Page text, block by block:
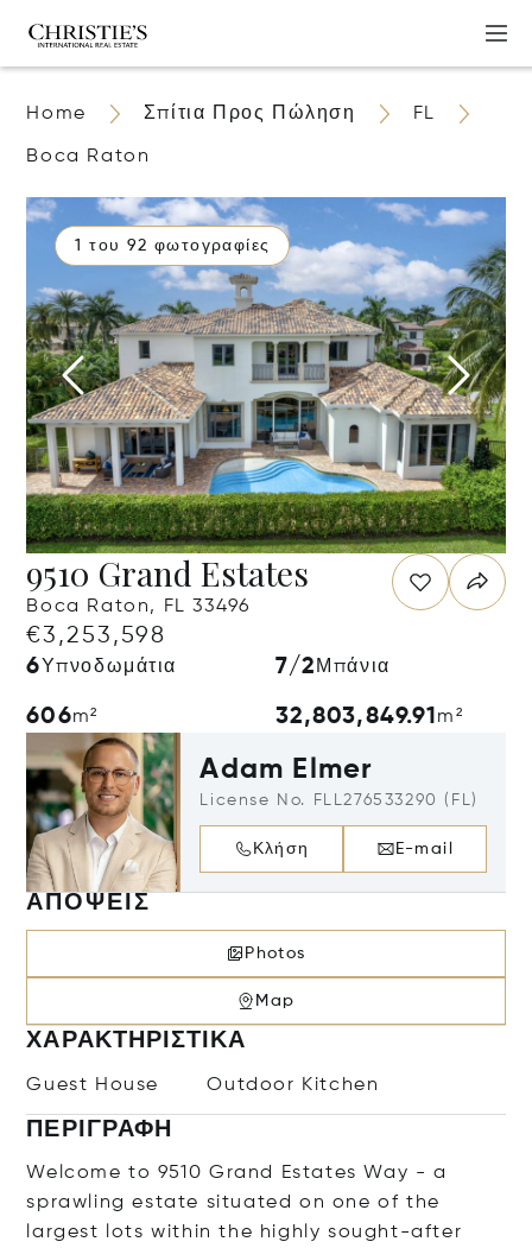
Home Σπίτια Προς Πώληση FL
Boca Raton
1 του 92 φωτογραφίες
9510 Grand Estates
Boca Raton, FL 33496
€3,253,598
6 Υπνοδωμάτια 7/2 Μπάνια
606m² 32,803,849.91m²
Adam Elmer
License No. FLL276533290 (FL)
Κλήση E-mail
ΑΠΌΨΕΙΣ
Photos
Map
ΧΑΡΑΚΤΗΡΙΣΤΙΚΆ
Guest House Outdoor Kitchen
ΠΕΡΙΓΡΑΦΉ
Welcome to 9510 Grand Estates Way - a
sprawling estate situated on one of the
largest lots within the highly sought-after